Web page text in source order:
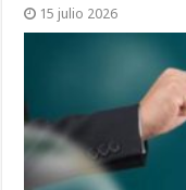
15 julio 2026